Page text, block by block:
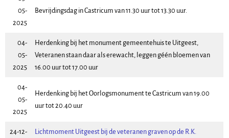
05-
2025
Bevrijdingsdag in Castricum van 11.30 uur tot 13.30 uur.
04-
05-
2025
Herdenking bij het monument gemeentehuis te Uitgeest,
Veteranen staan daar als erewacht, leggen géén bloemen van
16.00 uur tot 17.00 uur
04-
05-
2025
Herdenking bij het Oorlogsmonument te Castricum van 19.00
uur tot 20.40 uur
24-12-
Lichtmoment Uitgeest bij de veteranen graven op de R.K.